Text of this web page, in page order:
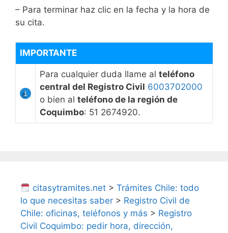
– Para terminar haz clic en la fecha y la hora de
su cita.
IMPORTANTE
Para cualquier duda llame al teléfono
central del Registro Civil 6003702000
o bien al teléfono de la región de
Coquimbo: 51 2674920.
citasytramites.net >Trámites Chile: todo
lo que necesitas saber > Registro Civil de
Chile: oficinas, teléfonos y más > Registro
Civil Coquimbo: pedir hora, dirección,